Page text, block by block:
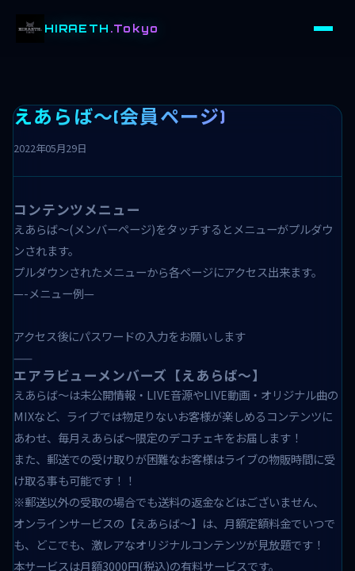
HIRAETH .Tokyo
えあらば～(会員ページ)
2022年05月29日
コンテンツメニュー
えあらば〜(メンバーページ)をタッチするとメニューがプルダウ
ンされます。
プルダウンされたメニューから各ページにアクセス出来ます。
—-メニュー例—
アクセス後にパスワードの入力をお願いします
——
エアラビューメンバーズ【えあらば～】
えあらば～は未公開情報・LIVE音源やLIVE動画・オリジナル曲の
MIXなど、ライブでは物足りないお客様が楽しめるコンテンツに
あわせ、毎月えあらば～限定のデコチェキをお届します！
また、郵送での受け取りが困難なお客様はライブの物販時間に受
け取る事も可能です！！
※郵送以外の受取の場合でも送料の返金などはございません、
オンラインサービスの【えあらば～】は、月額定額料金でいつで
も、どこでも、激レアなオリジナルコンテンツが見放題です！
本サービスは月額3000円(税込)の有料サービスです。